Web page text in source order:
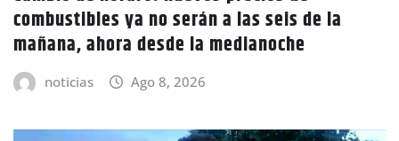
combustibles ya no serán a las seis de la
mañana, ahora desde la medianoche
noticias Ago 8, 2026